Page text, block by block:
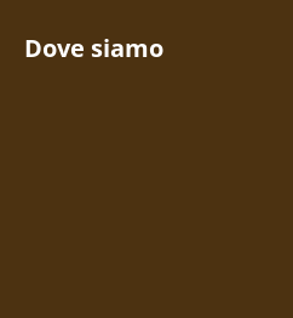
Dove siamo